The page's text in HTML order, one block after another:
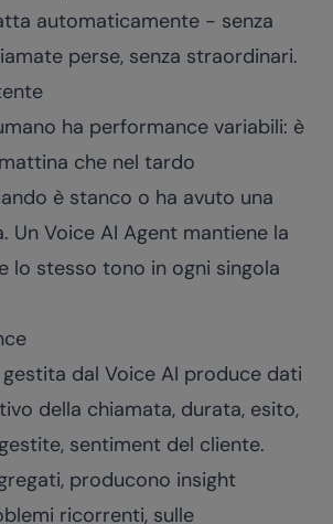
automaticamente - senza
perse, senza straordinari.
ha performance variabili: è
che nel tardo
è stanco o ha avuto una
Un Voice AI Agent mantiene la
lo stesso tono in ogni singola
dal Voice AI produce dati
della chiamata, durata, esito,
sentiment del cliente.
producono insight
ricorrenti, sulle